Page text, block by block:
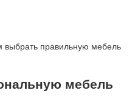
правильную мебель
мебель